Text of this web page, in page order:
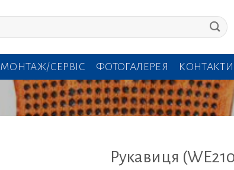
МОНТАЖ/СЕРВІС ФОТОГАЛЕРЕЯ КОНТАКТИ
Рукавиця